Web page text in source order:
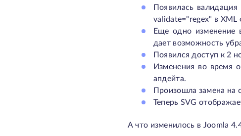
Появилась
validate="regex" в XML
Еще одно изменение
дает возможность
Появился доступ к 2
Изменения во время
апдейта.
Произошла замена на
Теперь SVG
А что изменилось в Joomla